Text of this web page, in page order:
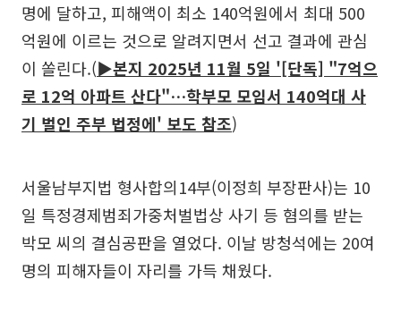
명에 달하고, 피해액이 최소 140억원에서 최대 500
억원에 이르는 것으로 알려지면서 선고 결과에 관심
이 쏠린다.(▶본지 2025년 11월 5일 '[단독] "7억으
로 12억 아파트 산다"…학부모 모임서 140억대 사
기 벌인 주부 법정에' 보도 참조)
서울남부지법 형사합의14부(이정희 부장판사)는 10
일 특정경제범죄가중처벌법상 사기 등 혐의를 받는
박모 씨의 결심공판을 열었다. 이날 방청석에는 20여
명의 피해자들이 자리를 가득 채웠다.